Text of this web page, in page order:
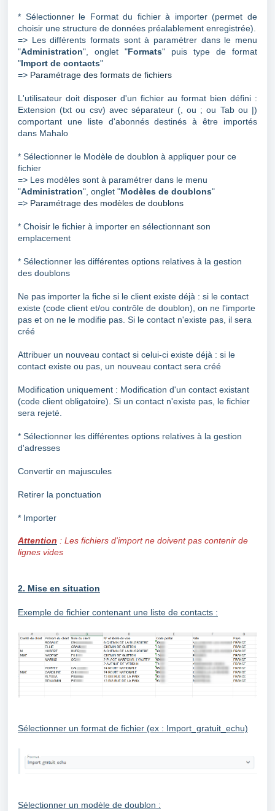
* Sélectionner le Format du fichier à importer(permet de
choisir une structure de données préalablement enregistrée).
=> Les différents formats sont à paramétrer dans le menu
"Administration", onglet "Formats" puis type de format
"Import de contacts"
=> Paramétrage des formats de fichiers
L'utilisateur doit disposer d'un fichier au format bien défini :
Extension (txt ou csv) avec séparateur (, ou ; ou Tab ou |)
comportant une liste d'abonnés destinés à être importés
dans Mahalo
* Sélectionner le Modèle de doublon à appliquer pour ce
fichier
=> Les modèles sont à paramétrer dans le menu
"Administration", onglet "Modèles de doublons"
=> Paramétrage des modèles de doublons
* Choisir le fichier à importer en sélectionnant son
emplacement
* Sélectionner les différentes options relatives à la gestion
des doublons
Ne pas importer la fiche si le client existe déjà : si le contact
existe (code client et/ou contrôle de doublon), on ne l'importe
pas et on ne le modifie pas. Si le contact n'existe pas, il sera
créé
Attribuer un nouveau contact si celui-ci existe déjà : si le
contact existe ou pas, un nouveau contact sera créé
Modification uniquement : Modification d'un contact existant
(code client obligatoire). Si un contact n'existe pas, le fichier
sera rejeté.
* Sélectionner les différentes options relatives à la gestion
d'adresses
Convertir en majuscules
Retirer la ponctuation
* Importer
Attention : Les fichiers d'import ne doivent pas contenir de
lignes vides
2. Mise en situation
Exemple de fichier contenant une liste de contacts :
Sélectionner un format de fichier (ex : Import_gratuit_echu)
Sélectionner un modèle de doublon :